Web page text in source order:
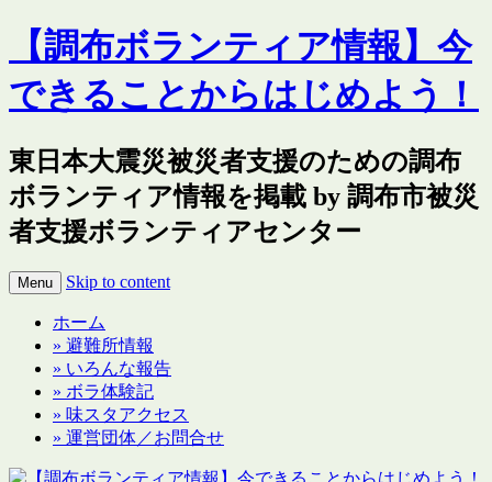
【調布ボランティア情報】今
できることからはじめよう！
東日本大震災被災者支援のための調布
ボランティア情報を掲載 by 調布市被災
者支援ボランティアセンター
Menu Skip to content
ホーム
» 避難所情報
» いろんな報告
» ボラ体験記
» 味スタアクセス
» 運営団体／お問合せ